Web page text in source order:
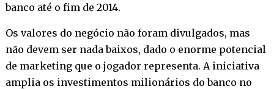
banco até o fim de 2014.
Os valores do negócio não foram divulgados, mas
não devem ser nada baixos, dado o enorme potencial
de marketing que o jogador representa. A iniciativa
amplia os investimentos milionários do banco no